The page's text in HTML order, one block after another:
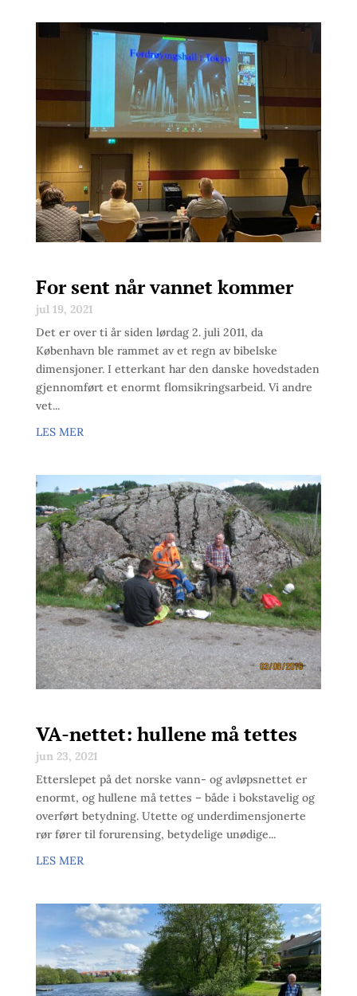
For sent når vannet kommer
jul 19, 2021
Det er over ti år siden lørdag 2. juli 2011, da
København ble rammet av et regn av bibelske
dimensjoner. I etterkant har den danske hovedstaden
gjennomført et enormt flomsikringsarbeid. Vi andre
vet...
LES MER
VA-nettet: hullene må tettes
jun 23, 2021
Etterslepet på det norske vann- og avløpsnettet er
enormt, og hullene må tettes – både i bokstavelig og
overført betydning. Utette og underdimensjonerte
rør fører til forurensing, betydelige unødige...
LES MER